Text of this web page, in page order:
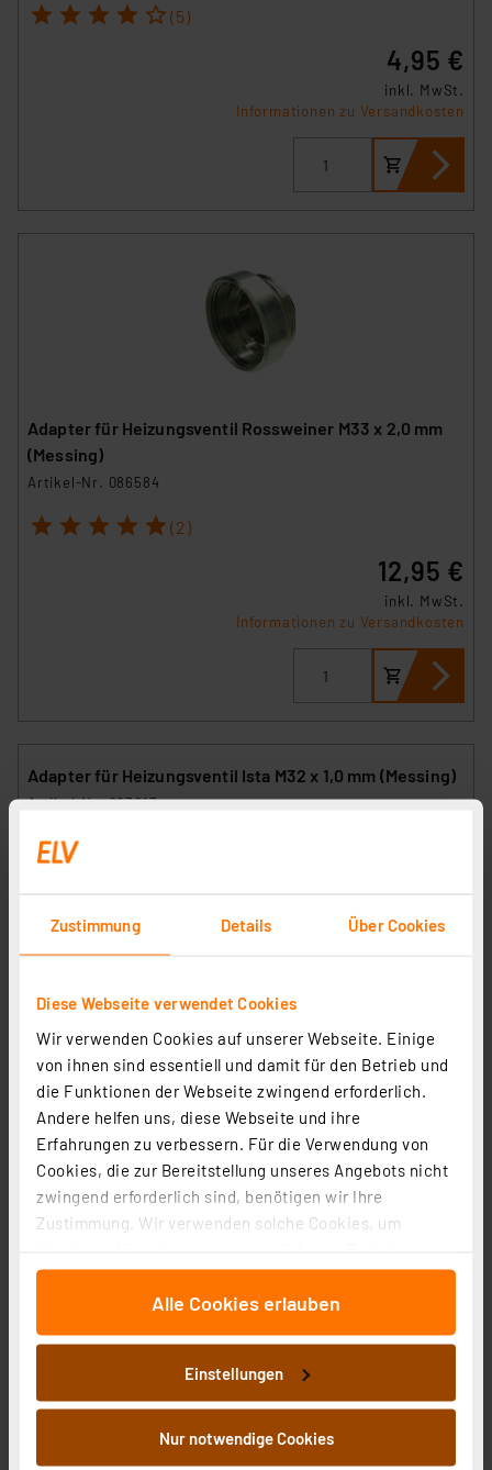
Zustimmung Details Über Cookies
Diese Webseite verwendet Cookies
Wir verwenden Cookies auf unserer Webseite. Einige
von ihnen sind essentiell und damit für den Betrieb und
die Funktionen der Webseite zwingend erforderlich.
Andere helfen uns, diese Webseite und ihre
Erfahrungen zu verbessern. Für die Verwendung von
Cookies, die zur Bereitstellung unseres Angebots nicht
zwingend erforderlich sind, benötigen wir Ihre
Zustimmung. Wir verwenden solche Cookies, um
für soziale Medien anbieten zu können und die Zugriffe
auf unsere Website zu analysieren. Außerdem geben
wir Informationen zu Ihrer Verwendung unserer Website
an unsere Partner für soziale Medien, Werbung und
Analysen weiter. Unsere Partner führen diese
Informationen möglicherweise mit weiteren Daten
zusammen, die Sie ihnen bereitgestellt haben oder die
sie im Rahmen Ihrer Nutzung der Dienste gesammelt
Alle Cookies erlauben
Einstellungen
Nur notwendige Cookies
1 2 3 4 5 (5)
4,95 €
inkl. MwSt.
Informationen zu Versandkosten
Adapter für Heizungsventil Rossweiner M33 x 2,0 mm
(Messing)
Artikel-Nr. 086584
1 2 3 4 5 (2)
12,95 €
inkl. MwSt.
Informationen zu Versandkosten
Adapter für Heizungsventil Ista M32 x 1,0 mm (Messing)
Artikel-Nr. 083017
2
inkl. MwSt.
Ventiladapter VA 19H, M30x1,5, Schließmaß 6,5 mm, 5er-
Pack
Artikel-Nr. 121097
2 3 4 5 (3)
14,95 €
inkl. MwSt.